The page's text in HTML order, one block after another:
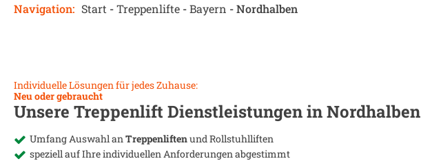
Navigation: Start -Treppenlifte -Bayern -Nordhalben
Individuelle Lösungen für jedes Zuhause:
Neu oder gebraucht
Unsere Treppenlift Dienstleistungen inNordhalben
Umfang Auswahl an Treppenliftenund Rollstuhlliften
speziell auf Ihre individuellen Anforderungen abgestimmt